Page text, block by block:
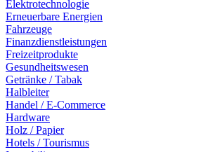
Elektrotechnologie
Erneuerbare Energien
Fahrzeuge
Finanzdienstleistungen
Freizeitprodukte
Gesundheitswesen
Getränke / Tabak
Halbleiter
Handel / E-Commerce
Hardware
Holz / Papier
Hotels / Tourismus